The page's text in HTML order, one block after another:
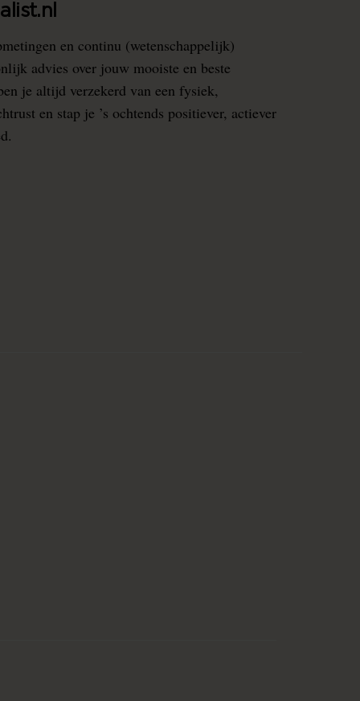
en continu (wetenschappelijk)
advies over jouw mooiste en beste
je altijd verzekerd van een fysiek,
en stap je ’s ochtends positiever, actiever